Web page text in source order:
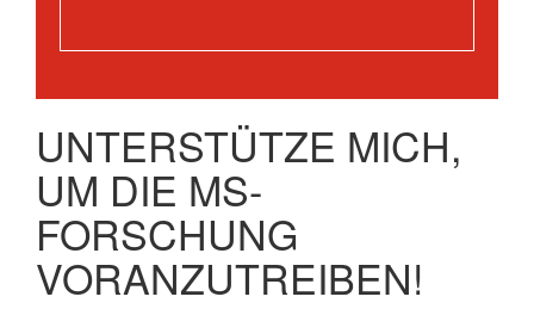
UNTERSTÜTZE MICH,
UM DIE MS-
FORSCHUNG
VORANZUTREIBEN!